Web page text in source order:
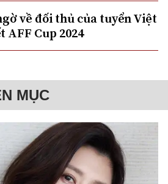
về đối thủ của tuyển Việt
AFF Cup 2024
MỤC